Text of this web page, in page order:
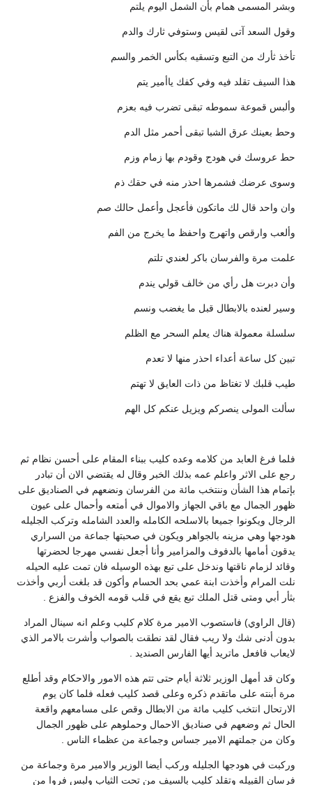
وبشر المسمى همام بأن الشمل اليوم يلتم
وقول السعد آتى لقيس وستوفي ثارك والدم
تأخذ ثأرك من التبع وتسقيه بكأس الخمر والسم
هذا السيف تقلد فيه وفي كفك ياأمير يتم
وألبس قموعة سموطه تبقى تضرب فيه بعزم
وحط بعينك عرق الشبا تبقى أحمر مثل الدم
حط عروسك في هودج وقودم بها زمام وزم
وسوى عرضك فشمرها احذر منه في حقك ذم
وان واحد قال لك ماتكون فأعجل وأعمل حالك صم
وألعب وارقص واتهرج واحفظ ما يخرج من الفم
علمت مرة والفرسان باكر لعندي تلتم
وأن دبرت هل رأي من خالف قولي يندم
وسير لعنده بالابطال قبل ما يغضب ونسم
سلسلة معمولة هناك يعلم السحر مع الظلم
تبين كل ساعة أعداء احذر منها لا تعدم
طيب قلبك لا تغتاظ من ذات العايق لا تهتم
سألت المولى ينصركم ويزيل عنكم كل الهم
فلما فرغ العابد من كلامه وعده كليب ببناء المقام على أحسن نظام ثم
رجع على الاثر واعلم عمه بذلك الخبر وقال له يقتضي الان أن تبادر
بإتمام هذا الشأن وننتخب مائة من الفرسان ونضعهم في الصناديق على
ظهور الجمال مع باقي الجهاز والاموال في أمتعه وأحمال على عيون
الرجال ويكونوا جميعا بالاسلحه الكامله والعدد الشامله وتركب الجليله
هودجها وهي مزينه بالجواهر ويكون في صحبتها جماعة من السراري
يدقون أمامها بالدفوف والمزامير وأنا أجعل نفسي مهرجا لحضرتها
وقائد لزمام ناقتها وندخل على تبع بهذه الوسيله فان تمت عليه الحيله
نلت المرام وأخذت ابنة عمي بحد الحسام وأكون قد بلغت أربي وأخذت
بثأر أبي ومتى قتل الملك تبع يقع في قلب قومه الخوف والفزع .
(قال الراوي) فاستصوب الامير مرة كلام كليب وعلم انه سينال المراد
بدون أدنى شك ولا ريب فقال لقد نطقت بالصواب وأشرت بالامر الذي
لايعاب فافعل ماتريد أيها الفارس الصنديد .
وكان قد أمهل الوزير ثلاثة أيام حتى تتم هذه الامور والاحكام وقد أطلع
مرة أبنته على ماتقدم ذكره وعلى قصد كليب فعله فلما كان يوم
الارتحال انتخب كليب مائة من الابطال وقص على مسامعهم واقعة
الحال ثم وضعهم في صناديق الاحمال وحملوهم على ظهور الجمال
وكان من جملتهم الامير جساس وجماعة من عظماء الناس .
وركبت في هودجها الجليله وركب أيضا الوزير والامير مرة وجماعة من
فرسان القبيله وتقلد كليب بالسيف من تحت الثياب ولبس فروا من